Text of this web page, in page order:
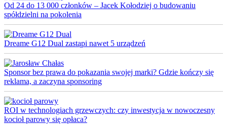
Od 24 do 13 000 członków – Jacek Kołodziej o budowaniu
spółdzielni na pokolenia
Dreame G12 Dual zastąpi nawet 5 urządzeń
Sponsor bez prawa do pokazania swojej marki? Gdzie kończy się
reklama, a zaczyna sponsoring
ROI w technologiach grzewczych: czy inwestycja w nowoczesny
kocioł parowy się opłaca?